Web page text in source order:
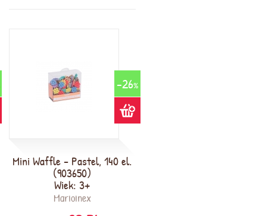
-26%
Mini Waffle - Pastel, 140 el.
(903650)
Wiek: 3+
Marioinex